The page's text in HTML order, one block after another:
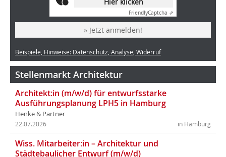
FriendlyCaptcha ⇗
» Jetzt anmelden!
Beispiele, Hinweise: Datenschutz, Analyse, Widerruf
Stellenmarkt Architektur
Architekt:in (m/w/d) für entwurfsstarke
Ausführungsplanung LPH5 in Hamburg
Henke & Partner
in Hamburg
22.07.2026
Wiss. Mitarbeiter:in – Architektur und
Städtebaulicher Entwurf (m/w/d)